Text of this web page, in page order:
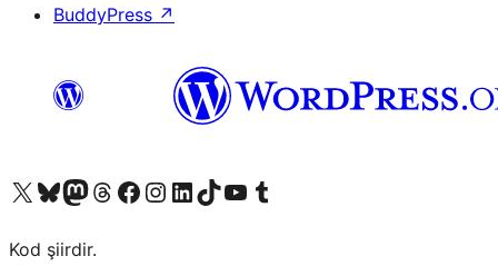
BuddyPress ↗
X (eski Twitter) hesabımıza bakın
Bluesky hesabımızı ziyaret edinMastodon hesabımızı ziyaret edinThreads hesabımızı ziyaret edinFacebook sayfamızı ziyaret edinInstagram hesabımızı ziyaret edinLinkedIn hesabımızı ziyaret edinTikTok hesabımızı ziyaret edinYouTube kanalımızı ziyaret edinTumblr hesabımızı ziyaret edin
Kod şiirdir.